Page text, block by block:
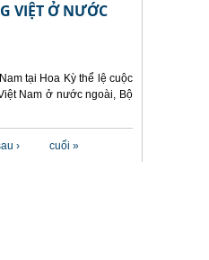
VIỆT Ở NƯỚC
tại Hoa Kỳ thể lệ cuộc
Nam ở nước ngoài, Bộ
› cuối »